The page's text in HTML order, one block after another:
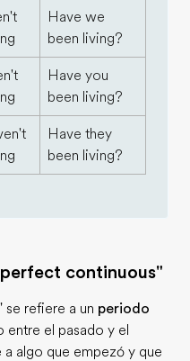
Have we
been living?
Have you
been living?
Have they
been living?
continuous"
se refiere a un periodo
entre el pasado y el
a algo que empezó y que